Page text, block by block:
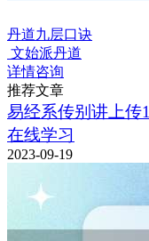
丹道九层口诀
文始派丹道
详情咨询
推荐文章
易经系传别讲上传
在线学习
2023-09-19